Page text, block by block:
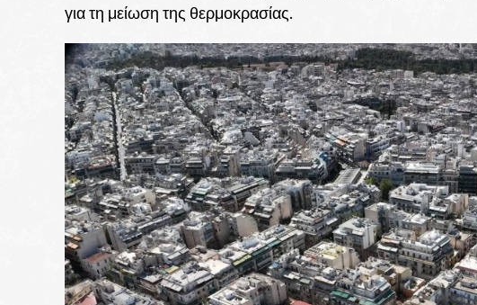
για τη μείωση της θερμοκρασίας.